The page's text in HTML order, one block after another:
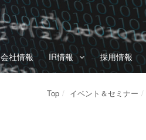
会社情報 IR情報 採用情報
Top イベント＆セミナー